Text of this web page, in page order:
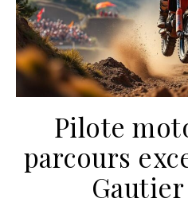
Pilote
parcours